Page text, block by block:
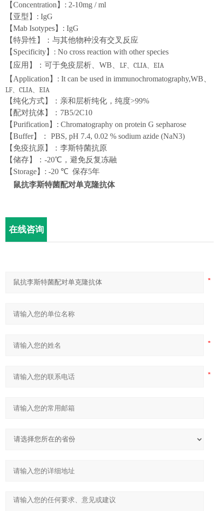
【Concentration 】 : 2-10mg / ml
【亚型】: IgG
【Mab Isotypes】 : IgG
【特异性】：与其他物种没有交叉反应
【 Specificity】 : No cross reaction with other species
【应用】：可于免疫层析、WB、LF、CLIA、EIA
【 Application 】 : It can be used in immunochromatography,WB、
LF、CLIA、EIA
【纯化方式】：亲和层析纯化，纯度>99%
【 配对抗体】： 7B5/2C10
【Purification 】 : Chromatography on protein G sepharose
【Buffer】： PBS, pH 7.4, 0.02 % sodium azide (NaN3)
【 免疫抗原 】：李斯特菌抗原
【储存】：-20℃，避免反复冻融
【 Storage】 : -20 ℃ 保存5年
鼠抗李斯特菌配对单克隆抗体
在线咨询